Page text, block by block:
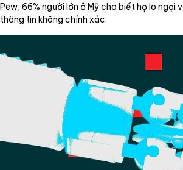
Pew, 66% người lớn ở Mỹ cho biết họ lo ngại
thông tin không chính xác.